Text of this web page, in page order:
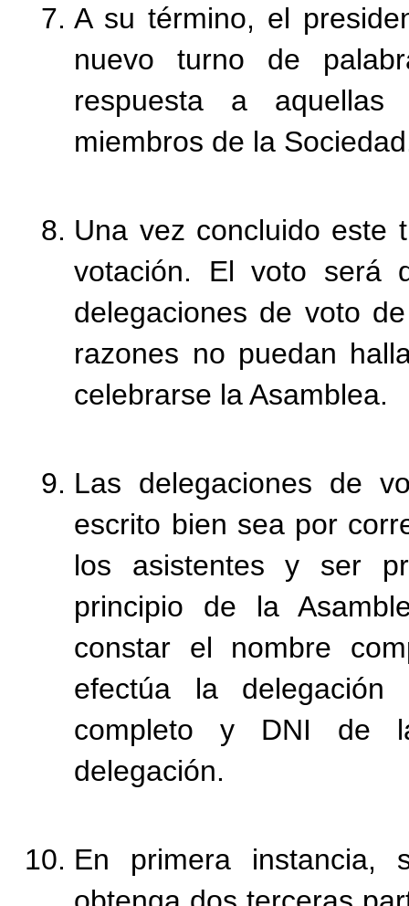
A su término, el
nuevo turno de
respuesta a aquellas
miembros de la
Una vez concluido este
votación. El voto será
delegaciones de voto
razones no puedan
celebrarse la Asamblea.
Las delegaciones de
escrito bien sea por
los asistentes y ser
principio de la
constar el nombre
efectúa la
completo y DNI de
delegación.
En primera instancia,